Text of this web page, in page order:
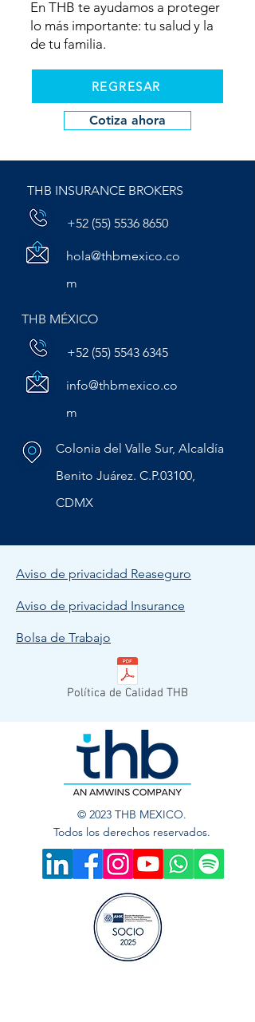
En THB te ayudamos a proteger
lo más importante: tu salud y la
de tu familia.
REGRESAR
Cotiza ahora
THB INSURANCE BROKERS
+52 (55) 5536 8650
hola@thbmexico.co
m
THB MÉXICO
+52 (55) 5543 6345
info@thbmexico.co
m
Colonia del Valle Sur, Alcaldía
Benito Juárez. C.P.03100,
CDMX
Aviso de privacidad Reaseguro
Aviso de privacidad Insurance
Bolsa de Trabajo
Política de Calidad THB
© 2023 THB MEXICO.
Todos los derechos reservados.